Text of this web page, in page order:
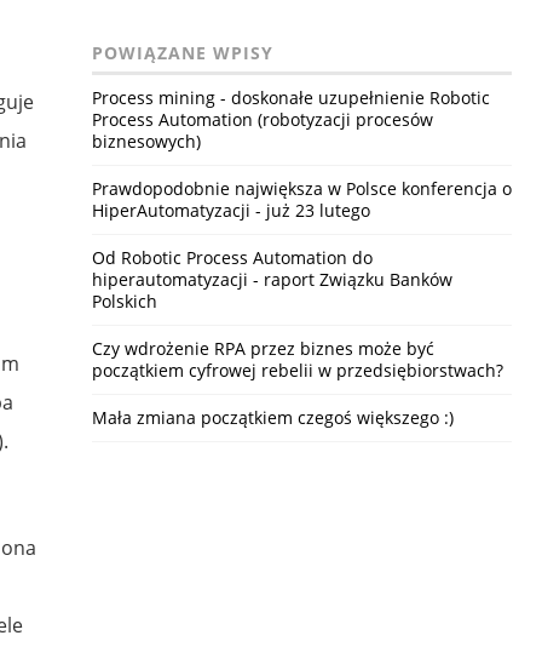
POWIĄZANE WPISY
Process mining - doskonałe uzupełnienie Robotic
Process Automation (robotyzacji procesów
biznesowych)
Prawdopodobnie największa w Polsce konferencja o
HiperAutomatyzacji - już 23 lutego
Od Robotic Process Automation do
hiperautomatyzacji - raport Związku Banków
Polskich
Czy wdrożenie RPA przez biznes może być
początkiem cyfrowej rebelii w przedsiębiorstwach?
Mała zmiana początkiem czegoś większego :)